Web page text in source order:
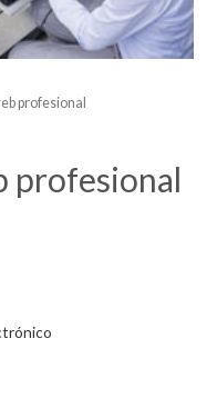
profesional
profesional